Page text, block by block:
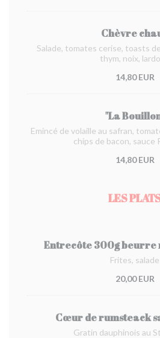
Chèvre
Salade, tomates cerise, toasts
thym, noix,
14,80 EUR
"La
Emincé de volaille au safran,
chips de bacon, sauce
14,80 EUR
LES
Entrecôte 300g beurre
Frites, salade
20,00 EUR
Cœur de rumsteack
Gratin dauphinois au